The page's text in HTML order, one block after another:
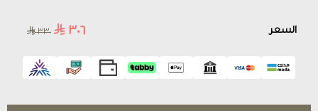
السعر ٣٠٦ ٣٣٠